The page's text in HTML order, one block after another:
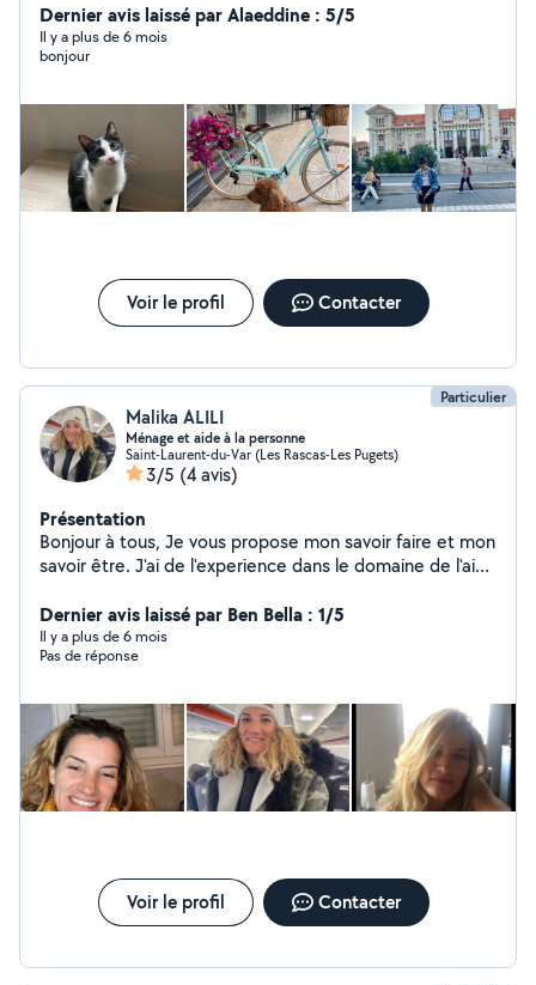
autre animal. J'ai depuis mon plus jeune âge été bercée
dans le monde des animaux, on me prénomme même
Brigitte Bardot. Je suis en capacité de garder a domicile
faire des promenades (plusieurs par jour). J'habite a
Nice et il y a des parcs tout autour de chez moi. Je me
déplace en transport mais cela ne me pose aucun
soucis. N'hésitez pas à me contacter pour de plus
amples informations!
Dernier avis laissé par Alaeddine : 5/5
Il y a plus de 6 mois
bonjour
Voir le profil Contacter
Particulier
Malika ALILI
Ménage et aide à la personne
Saint-Laurent-du-Var (Les Rascas-Les Pugets)
3/5 (4 avis)
Présentation
Bonjour à tous, Je vous propose mon savoir faire et mon
savoir être. J'ai de l'experience dans le domaine de l'aide
services à la société Shiva. A ce jour, les heures de
ménages ou bien le soutien à la personne sera un
complément de revenu/ je travail actuellement chez
Dernier avis laissé par Ben Bella : 1/5
Il y a plus de 6 mois
Pas de réponse
Voir le profil Contacter